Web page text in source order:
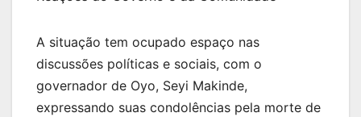
A situação tem ocupado espaço nas
discussões políticas e sociais, com o
governador de Oyo, Seyi Makinde,
expressando suas condolências pela morte de